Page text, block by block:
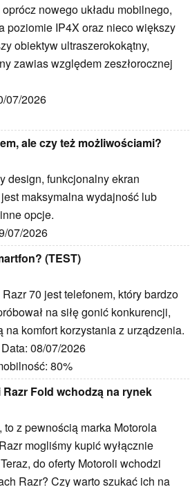
nowego układu mobilnego,
poziomie IP4X oraz nieco większy
obiektyw ultraszerokokątny,
zawias względem zeszłorocznej
07/2026
ale czy też możliwościami?
design, funkcjonalny ekran
maksymalna wydajność lub
opcje.
07/2026
(TEST)
70 jest telefonem, który bardzo
na siłę gonić konkurencji,
komfort korzystania z urządzenia.
08/07/2026
80%
Fold wchodzą na rynek
z pewnością marka Motorola
mogliśmy kupić wyłącznie
do oferty Motoroli wchodzi
Razr? Czy warto szukać ich na